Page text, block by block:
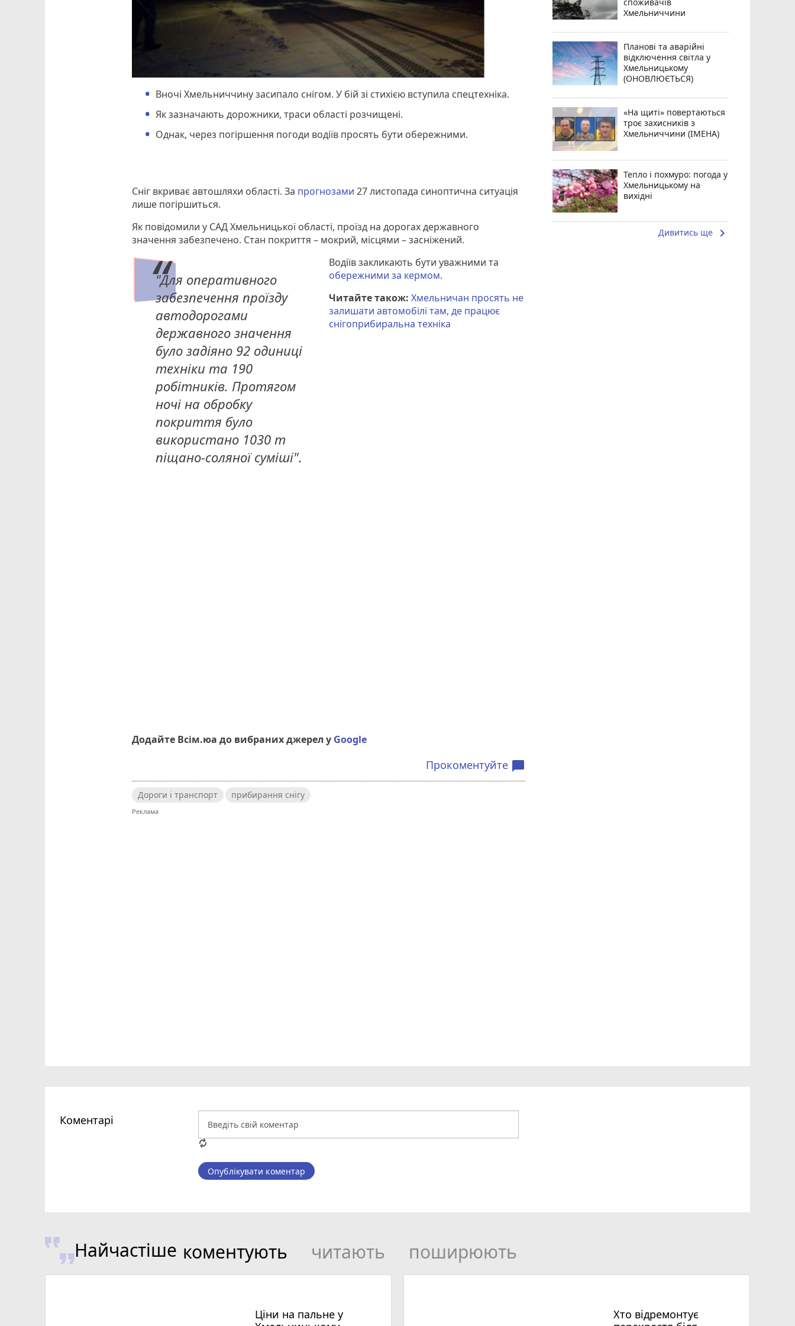
Вночі Хмельниччину засипало снігом. У бій зі стихією вступила спецтехніка.
Як зазначають дорожники, траси області розчищені.
Однак, через погіршення погоди водіїв просять бути обережними.
Сніг вкриває автошляхи області. За прогнозами 27 листопада синоптична ситуація
лише погіршиться.
Як повідомили у САД Хмельницької області, проїзд на дорогах державного
значення забезпечено. Стан покриття – мокрий, місцями – засніжений.
"Для оперативного
забезпечення проїзду
автодорогами
державного значення
було задіяно 92 одиниці
техніки та 190
робітників. Протягом
ночі на обробку
покриття було
використано 1030 т
піщано-соляної суміші".
Водіїв закликають бути уважними та
обережними за кермом.
Читайте також: Хмельничан просять не
залишати автомобілі там, де працює
снігоприбиральна техніка
Додайте Всім.юа до вибраних джерел у Google
Прокоментуйте chat_bubble
Дороги і транспорт прибирання снігу
Хмельниччини
Планові та аварійні
відключення світла у
Хмельницькому
(ОНОВЛЮЄТЬСЯ)
«На щиті» повертаються
троє захисників з
Хмельниччини (ІМЕНА)
Тепло і похмуро: погода у
Хмельницькому на
вихідні
Дивитись ще keyboard_arrow_right
Коментарі
Опублікувати коментар
Найчастіше коментують читають поширюють
Ціни на пальне у
Хто відремонтує